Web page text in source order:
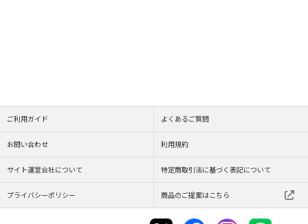
ご利用ガイド よくあるご質問
お問い合わせ 利用規約
サイト運営会社について 特定商取引法に基づく表記について
プライバシーポリシー 商品のご提案はこちら